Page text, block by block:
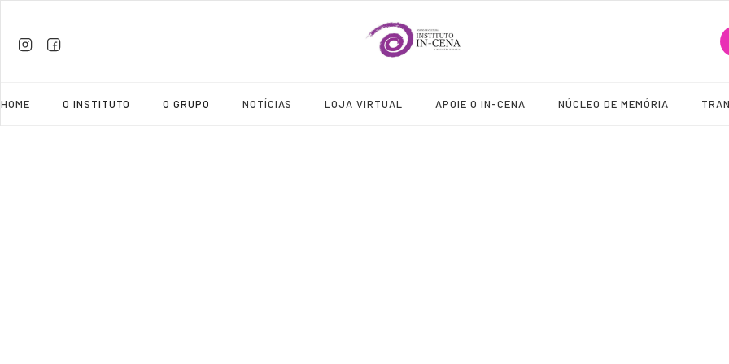
HOME O INSTITUTO O GRUPO NOTÍCIAS LOJA VIRTUAL APOIE O IN-CENA NÚCLEO DE MEMÓRIA